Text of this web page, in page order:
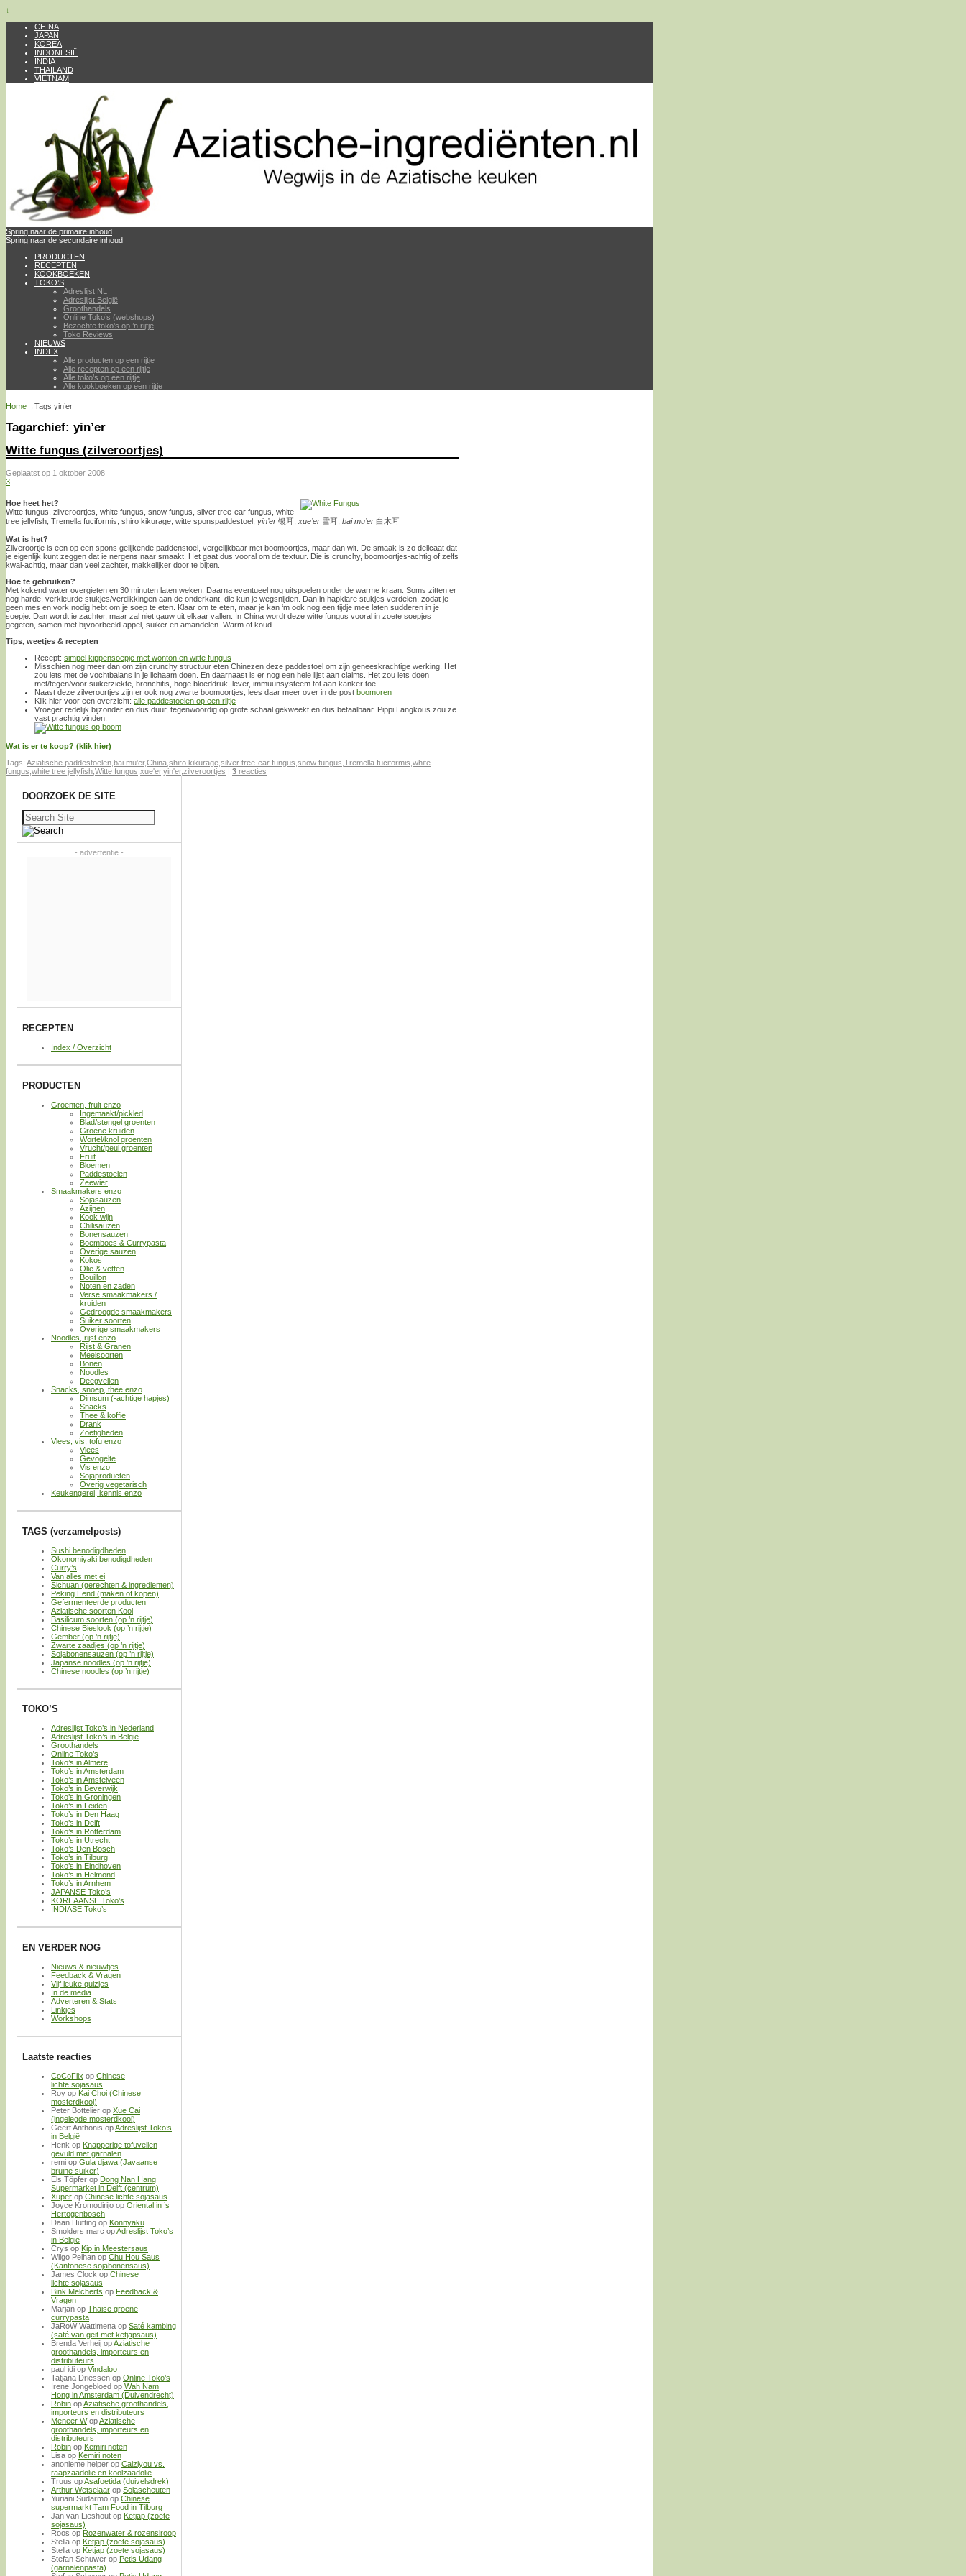
↓
CHINA
JAPAN
KOREA
INDONESIË
INDIA
THAILAND
VIETNAM
Spring naar de primaire inhoud
Spring naar de secundaire inhoud
PRODUCTEN
RECEPTEN
KOOKBOEKEN
TOKO’S
Adreslijst NL
Adreslijst België
Groothandels
Online Toko’s (webshops)
Bezochte toko’s op ’n rijtje
Toko Reviews
NIEUWS
INDEX
Alle producten op een rijtje
Alle recepten op een rijtje
Alle toko’s op een rijtje
Alle kookboeken op een rijtje
Home→Tags yin’er
Tagarchief: yin’er
Witte fungus (zilveroortjes)
Geplaatst op 1 oktober 2008
3
Hoe heet het?
Witte fungus, zilveroortjes, white fungus, snow fungus, silver tree-ear fungus, white
tree jellyfish, Tremella fuciformis, shiro kikurage, witte sponspaddestoel, yin’er 银耳, xue’er 雪耳, bai mu’er 白木耳
Wat is het?
Zilveroortje is een op een spons gelijkende paddenstoel, vergelijkbaar met boomoortjes, maar dan wit. De smaak is zo delicaat dat
je eigenlijk kunt zeggen dat ie nergens naar smaakt. Het gaat dus vooral om de textuur. Die is crunchy, boomoortjes-achtig of zelfs
kwal-achtig, maar dan veel zachter, makkelijker door te bijten.
Hoe te gebruiken?
Met kokend water overgieten en 30 minuten laten weken. Daarna eventueel nog uitspoelen onder de warme kraan. Soms zitten er
nog harde, verkleurde stukjes/verdikkingen aan de onderkant, die kun je wegsnijden. Dan in hapklare stukjes verdelen, zodat je
geen mes en vork nodig hebt om je soep te eten. Klaar om te eten, maar je kan ‘m ook nog een tijdje mee laten sudderen in je
soepje. Dan wordt ie zachter, maar zal niet gauw uit elkaar vallen. In China wordt deze witte fungus vooral in zoete soepjes
gegeten, samen met bijvoorbeeld appel, suiker en amandelen. Warm of koud.
Tips, weetjes & recepten
Recept: simpel kippensoepje met wonton en witte fungus
Misschien nog meer dan om zijn crunchy structuur eten Chinezen deze paddestoel om zijn geneeskrachtige werking. Het
zou iets met de vochtbalans in je lichaam doen. En daarnaast is er nog een hele lijst aan claims. Het zou iets doen
met/tegen/voor suikerziekte, bronchitis, hoge bloeddruk, lever, immuunsysteem tot aan kanker toe.
Naast deze zilveroortjes zijn er ook nog zwarte boomoortjes, lees daar meer over in de post boomoren
Klik hier voor een overzicht: alle paddestoelen op een rijtje
Vroeger redelijk bijzonder en dus duur, tegenwoordig op grote schaal gekweekt en dus betaalbaar. Pippi Langkous zou ze
vast prachtig vinden:
Wat is er te koop? (klik hier)
Tags: Aziatische paddestoelen bai mu'er,China shiro kikurage silver tree-ear fungus snow fungus Tremella fuciformis white
fungus white tree jellyfish Witte fungus xue'er,yin'er,zilveroortjes | 3 reacties
DOORZOEK DE SITE
Zoeken
naar:
- advertentie -
RECEPTEN
Index / Overzicht
PRODUCTEN
Groenten, fruit enzo
Ingemaakt/pickled
Blad/stengel groenten
Groene kruiden
Wortel/knol groenten
Vrucht/peul groenten
Fruit
Bloemen
Paddestoelen
Zeewier
Smaakmakers enzo
Sojasauzen
Azijnen
Kook wijn
Chilisauzen
Bonensauzen
Boemboes & Currypasta
Overige sauzen
Kokos
Olie & vetten
Bouillon
Noten en zaden
Verse smaakmakers /
kruiden
Gedroogde smaakmakers
Suiker soorten
Overige smaakmakers
Noodles, rijst enzo
Rijst & Granen
Meelsoorten
Bonen
Noodles
Deegvellen
Snacks, snoep, thee enzo
Dimsum (-achtige hapjes)
Snacks
Thee & koffie
Drank
Zoetigheden
Vlees, vis, tofu enzo
Vlees
Gevogelte
Vis enzo
Sojaproducten
Overig vegetarisch
Keukengerei, kennis enzo
TAGS (verzamelposts)
Sushi benodigdheden
Okonomiyaki benodigdheden
Curry’s
Van alles met ei
Sichuan (gerechten & ingredienten)
Peking Eend (maken of kopen)
Gefermenteerde producten
Aziatische soorten Kool
Basilicum soorten (op ’n rijtje)
Chinese Bieslook (op ’n rijtje)
Gember (op ’n rijtje)
Zwarte zaadjes (op ’n rijtje)
Sojabonensauzen (op ’n rijtje)
Japanse noodles (op ’n rijtje)
Chinese noodles (op ’n rijtje)
TOKO’S
Adreslijst Toko’s in Nederland
Adreslijst Toko’s in België
Groothandels
Online Toko’s
Toko’s in Almere
Toko’s in Amsterdam
Toko’s in Amstelveen
Toko’s in Beverwijk
Toko’s in Groningen
Toko’s in Leiden
Toko’s in Den Haag
Toko’s in Delft
Toko’s in Rotterdam
Toko’s in Utrecht
Toko’s Den Bosch
Toko’s in Tilburg
Toko’s in Eindhoven
Toko’s in Helmond
Toko’s in Arnhem
JAPANSE Toko’s
KOREAANSE Toko’s
INDIASE Toko’s
EN VERDER NOG
Nieuws & nieuwtjes
Feedback & Vragen
Vijf leuke quizjes
In de media
Adverteren & Stats
Linkjes
Workshops
Laatste reacties
CoCoFlix op Chinese
lichte sojasaus
Roy op Kai Choi (Chinese
mosterdkool)
Peter Bottelier op Xue Cai
(ingelegde mosterdkool)
Geert Anthonis opAdreslijst Toko’s
in België
Henk op Knapperige tofuvellen
gevuld met garnalen
remi op Gula djawa (Javaanse
bruine suiker)
Els Töpfer op Dong Nan Hang
Supermarket in Delft (centrum)
Xuper op Chinese lichte sojasaus
Joyce Kromodirijo op Oriental in ’s
Hertogenbosch
Daan Hutting op Konnyaku
Smolders marc opAdreslijst Toko’s
in België
Crys op Kip in Meestersaus
Wilgo Pelhan op Chu Hou Saus
(Kantonese sojabonensaus)
James Clock op Chinese
lichte sojasaus
Bink Melcherts op Feedback &
Vragen
Marjan op Thaise groene
currypasta
JaRoW Wattimena op Saté kambing
(saté van geit met ketjapsaus)
Brenda Verheij opAziatische
groothandels, importeurs en
distributeurs
paul idi op Vindaloo
Tatjana Driessen op Online Toko’s
Irene Jongebloed op Wah Nam
Hong in Amsterdam (Duivendrecht)
Robin opAziatische groothandels,
importeurs en distributeurs
Meneer WopAziatische
groothandels, importeurs en
distributeurs
Robin op Kemiri noten
Lisa op Kemiri noten
anonieme helper op Caiziyou vs.
raapzaadolie en koolzaadolie
Truus opAsafoetida (duivelsdrek)
Arthur Wetselaar op Sojascheuten
Yuriani Sudarmo op Chinese
supermarkt Tam Food in Tilburg
Jan van Lieshout op Ketjap (zoete
sojasaus)
Roos op Rozenwater & rozensiroop
Stella op Ketjap (zoete sojasaus)
Stella op Ketjap (zoete sojasaus)
Stefan Schuwer op Petis Udang
(garnalenpasta)